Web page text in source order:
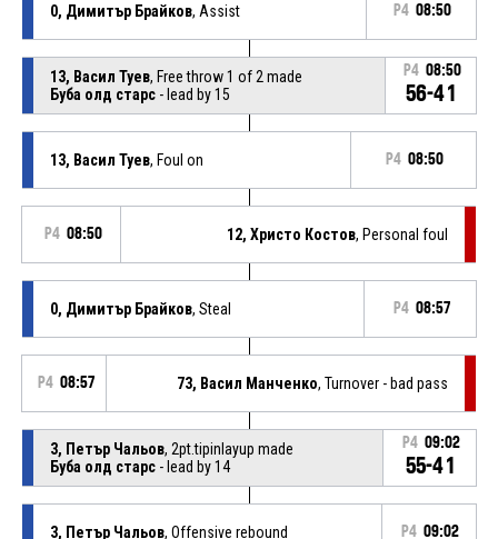
0, Димитър Брайков, Assist P4 08:50
13, Васил Туев, Free throw 1 of 2 made
Буба олд старс- lead by 15
P4 08:50
56-41
13, Васил Туев, Foul on P4 08:50
P4 08:50 12, Христо Костов, Personal foul
0, Димитър Брайков, Steal P4 08:57
P4 08:57 73, Васил Манченко, Turnover - bad pass
3, Петър Чальов, 2pt.tipinlayup made
Буба олд старс- lead by 14
P4 09:02
55-41
3, Петър Чальов, Offensive rebound P4 09:02